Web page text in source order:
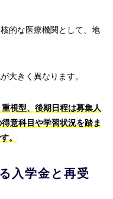
的な医療機関として、地
大きく異なります。
視型、後期日程は募集人
意科目や学習状況を踏ま
。
入学金と再受